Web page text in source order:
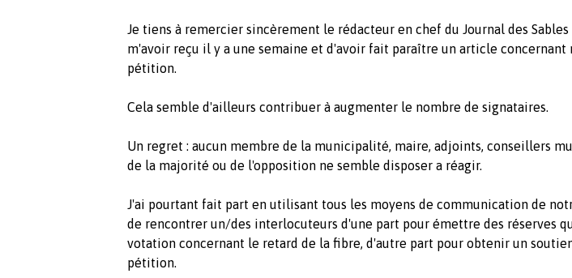
Je tiens à remercier sincèrement le rédacteur en chef du Journal des Sables
m'avoir reçu il y a une semaine et d'avoir fait paraître un article concernant
pétition.
Cela semble d'ailleurs contribuer à augmenter le nombre de signataires.
Un regret : aucun membre de la municipalité, maire, adjoints, conseillers
de la majorité ou de l'opposition ne semble disposer a réagir.
J'ai pourtant fait part en utilisant tous les moyens de communication de
de rencontrer un/des interlocuteurs d'une part pour émettre des réserves
votation concernant le retard de la fibre, d'autre part pour obtenir un
pétition.